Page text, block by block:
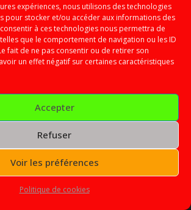
expériences, nous utilisons des technologies
pour stocker et/ou accéder aux informations des
à ces technologies nous permettra de
que le comportement de navigation ou les ID
fait de ne pas consentir ou de retirer son
un effet négatif sur certaines caractéristiques
Accepter
Refuser
Voir les préférences
Politique de cookies
PHOTOS – COMPÉTITION
DE 10H10 À 12H51.